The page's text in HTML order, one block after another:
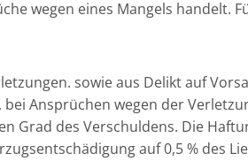
wegen eines Mangels handelt.
sowie aus Delikt auf
Ansprüchen wegen der
Grad des Verschuldens. Die
auf 0,5 % des